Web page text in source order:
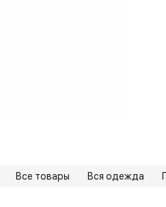
Все товары Вся одежда